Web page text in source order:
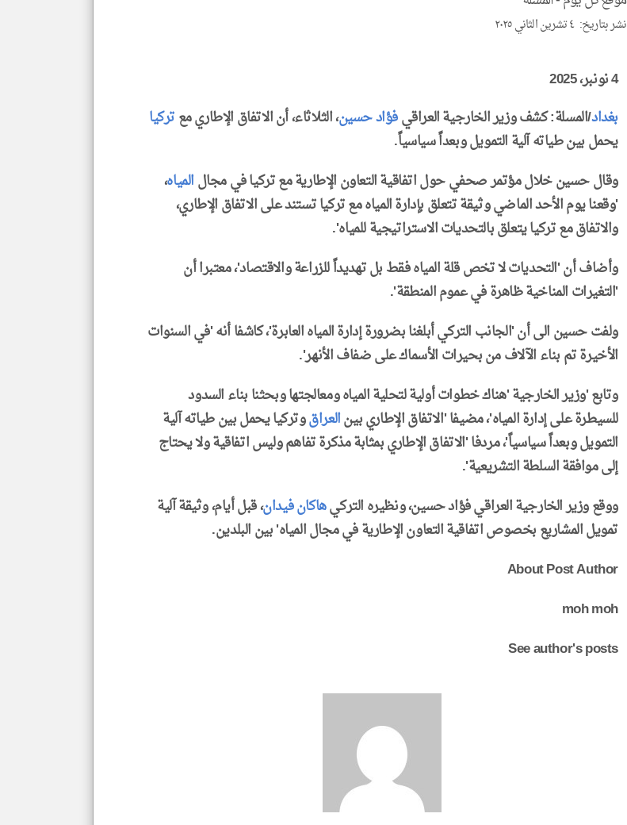
نشر بتاريخ: ٤ تشرين الثاني ٢٠٢٥
4 نونبر، 2025
بغداد/المسلة: كشف وزير الخارجية العراقيفؤاد حسين، الثلاثاء، أن الاتفاق الإطاري معتركيا
يحمل بين طياته آلية التمويل وبعداً سياسياً.
وقال حسين خلال مؤتمر صحفي حول اتفاقية التعاون الإطارية مع تركيا في مجالالمياه،
'وقعنا يوم الأحد الماضي وثيقة تتعلق بإدارة المياه مع تركيا تستند على الاتفاق الإطاري،
والاتفاق مع تركيا يتعلق بالتحديات الاستراتيجية للمياه'.
وأضاف أن 'التحديات لا تخص قلة المياه فقط بل تهديداً للزراعة والاقتصاد'، معتبرا أن
'التغيرات المناخية ظاهرة في عموم المنطقة'.
ولفت حسين الى أن 'الجانب التركي أبلغنا بضرورة إدارة المياه العابرة'، كاشفا أنه 'في السنوات
الأخيرة تم بناء الآلاف من بحيرات الأسماك على ضفاف الأنهر'.
وتابع 'وزير الخارجية 'هناك خطوات أولية لتحلية المياه ومعالجتها وبحثنا بناء السدود
للسيطرة على إدارة المياه'، مضيفا 'الاتفاق الإطاري بينالعراقوتركيا يحمل بين طياته آلية
التمويل وبعداً سياسياً'، مردفا 'الاتفاق الإطاري بمثابة مذكرة تفاهم وليس اتفاقية ولا يحتاج
إلى موافقة السلطة التشريعية'.
ووقع وزير الخارجية العراقي فؤاد حسين، ونظيره التركيهاكان فيدان، قبل أيام، وثيقة آلية
تمويل المشاريع بخصوص اتفاقية التعاون الإطارية في مجال المياه' بين البلدين.
About Post Author
moh moh
See author's posts